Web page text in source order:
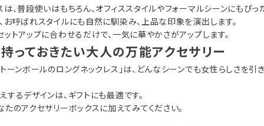
、普段使いはもちろん、オフィススタイルやフォーマルシーンにもぴっ
お呼ばれスタイルにも自然に馴染み、上品な印象を演出します。
トアップに合わせるだけで、一気に華やかさがアップします。
っておきたい大人の万能アクセサリー
ーンボールのロングネックレス」は、どんなシーンでも女性らしさを引
るデザインは、ギフトにも最適です。
のアクセサリーボックスに加えてみてください。